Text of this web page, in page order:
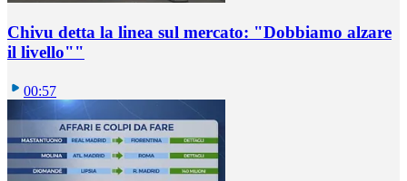
Chivu detta la linea sul mercato: "Dobbiamo alzare
il livello""
00:57